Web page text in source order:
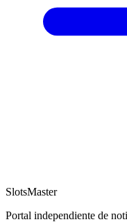
SlotsMaster
Portal independiente de